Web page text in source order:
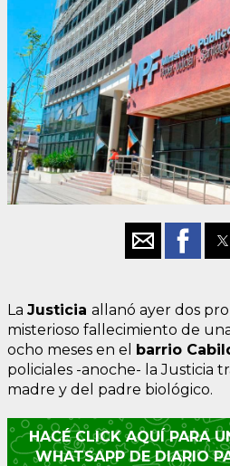
La Justicia allanó ayer dos
misterioso fallecimiento de
ocho meses en el barrio
policiales -anoche- la Justicia
madre y del padre biológico.
HACÉ CLICK AQUÍ PARA
WHATSAPP DE DIARIO